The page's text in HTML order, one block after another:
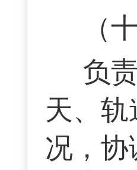
（
负
天、
况，